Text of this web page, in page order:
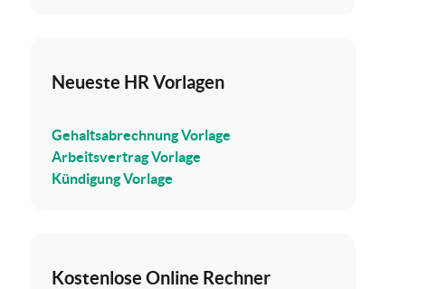
Neueste HR Vorlagen
Gehaltsabrechnung Vorlage
Arbeitsvertrag Vorlage
Kündigung Vorlage
Kostenlose Online Rechner